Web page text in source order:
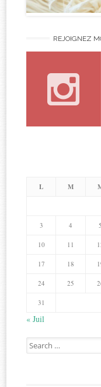
REJOIGNEZ
L M
3 4 5
10 11
17 18
24 25
31
« Juil
Search
for: